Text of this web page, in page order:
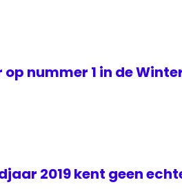
nummer 1 in de
2019 kent geen